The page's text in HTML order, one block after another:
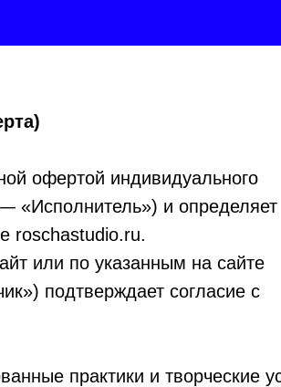
офертой индивидуального
«Исполнитель») и определяет
roschastudio.ru.
или по указанным на сайте
подтверждает согласие с
практики и творческие